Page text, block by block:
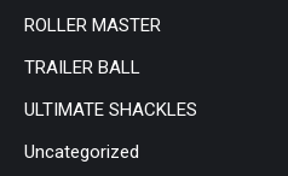
ROLLER MASTER
TRAILER BALL
ULTIMATE SHACKLES
Uncategorized